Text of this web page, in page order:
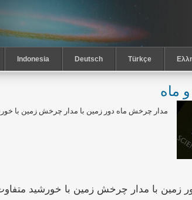
Indonesia Deutsch Türkçe
ماه
مدار چرخش ماه دور زمين با مدار چرخش زمين با
زمين با مدار چرخش زمين با خورشيد